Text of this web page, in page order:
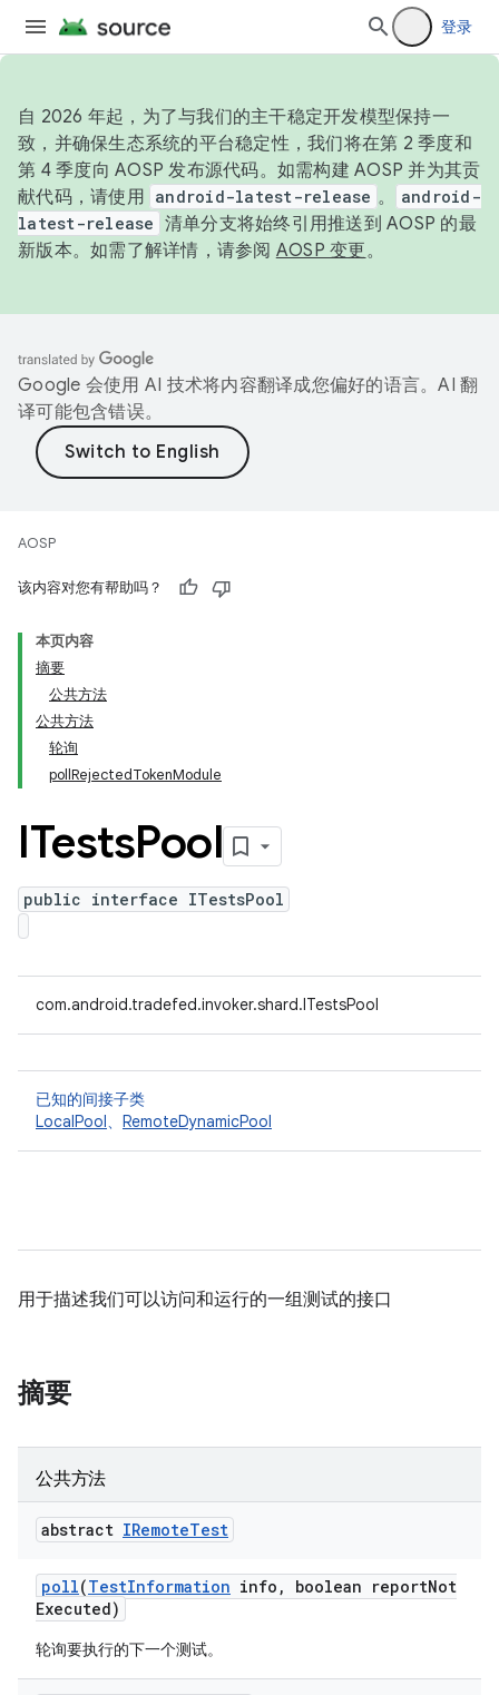
登录
自 2026 年起，为了与我们的主干稳定开发模型保持一
致，并确保生态系统的平台稳定性，我们将在第 2 季度和
第 4 季度向 AOSP 发布源代码。如需构建 AOSP 并为其贡
献代码，请使用 android-latest-release 。
android-
latest-release 清单分支将始终引用推送到 AOSP 的最
新版本。如需了解详情，请参阅 AOSP 变更。
Google 会使用 AI 技术将内容翻译成您偏好的语言。AI 翻
译可能包含错误。
AOSP
该内容对您有帮助吗？
本页内容
摘要
公共方法
公共方法
轮询
pollRejectedTokenModule
ITestsPool
public interface ITestsPool
com.android.tradefed.invoker.shard.ITestsPool
已知的间接子类
LocalPool、 RemoteDynamicPool
用于描述我们可以访问和运行的一组测试的接口
摘要
公共方法
abstract IRemoteTest
poll(TestInformation info , boolean reportNot
Executed)
轮询要执行的下一个测试。